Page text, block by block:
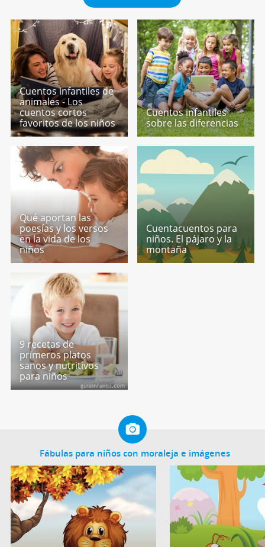
Cuentos infantiles de
animales - Los
cuentos cortos
favoritos de los niños
Cuentos infantiles
sobre las diferencias
Qué aportan las
poesías y los versos
en la vida de los
niños
Cuentacuentos para
niños. El pájaro y la
montaña
9 recetas de
primeros platos
sanos y nutritivos
para niños
Fábulas para niños con moraleja e imágenes